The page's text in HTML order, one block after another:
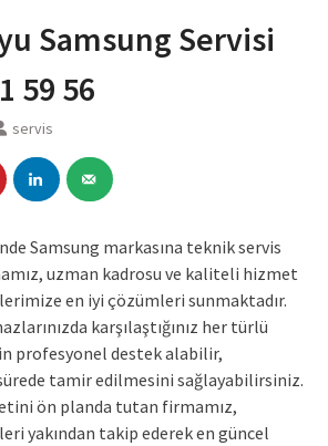
Samsung Servisi
59 56
servis
Samsung markasına teknik servis
uzman kadrosu ve kaliteli hizmet
en iyi çözümleri sunmaktadır.
karşılaştığınız her türlü
profesyonel destek alabilir,
sürede tamir edilmesini sağlayabilirsiniz.
ön planda tutan firmamız,
yakından takip ederek en güncel